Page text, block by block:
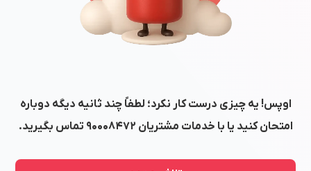
اوپس! یه چیزی درست کار نکرد؛ لطفاً چند ثانیه دیگه دوباره
امتحان کنید یا با خدمات مشتریان ۹۰۰۰۸۴۷۲ تماس بگیرید.